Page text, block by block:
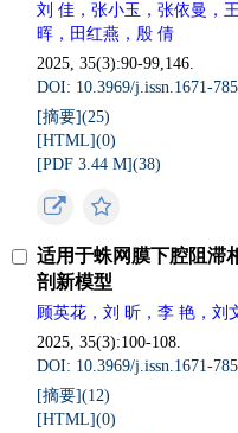
刘 佳，张小玉，张依曼，
晖，田红燕，殷 倩
2025, 35(3):90-99,146.
DOI: 10.3969/j.issn.1671-
[摘要](25)
[HTML](0)
[PDF 3.44 M](38)
适用于蛛网膜下腔阻滞
剖新模型
顾英花，刘 昕，李 艳，刘
2025, 35(3):100-108.
DOI: 10.3969/j.issn.1671-
[摘要](12)
[HTML](0)